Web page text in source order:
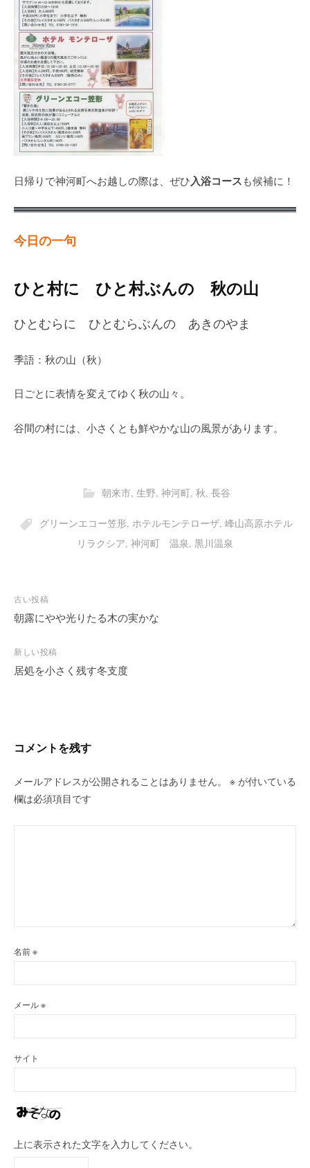
日帰りで神河町へお越しの際は、ぜひ入浴コース も候補に！
今日の一句
ひと村に ひと村ぶんの 秋の山
ひとむらに ひとむらぶんの あきのやま
季語：秋の山（秋）
日ごとに表情を変えてゆく秋の山々。
谷間の村には、小さくとも鮮やかな山の風景があります。
朝来市, 生野, 神河町, 秋, 長谷
グリーンエコー笠形, ホテルモンテローザ, 峰山高原ホテル
リラクシア, 神河町 温泉, 黒川温泉
投
稿
ビ
ゲ
ン
古い投稿
朝露にやや光りたる木の実かな
新しい投稿
居処を小さく残す冬支度
コメントを残す
メールアドレスが公開されることはありません。 ※ が付いている
欄は必須項目です
名前※
メール※
サイト
上に表示された文字を入力してください。